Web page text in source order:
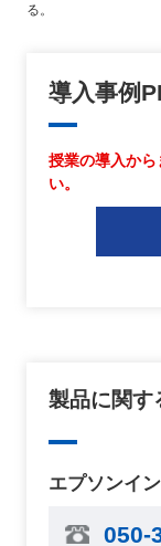
る。
導入事例
授業の導入か
い。
製品に関す
エプソンイ
050-